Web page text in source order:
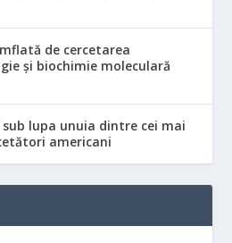
de cercetarea
și biochimie moleculară
lupa unuia dintre cei mai
americani